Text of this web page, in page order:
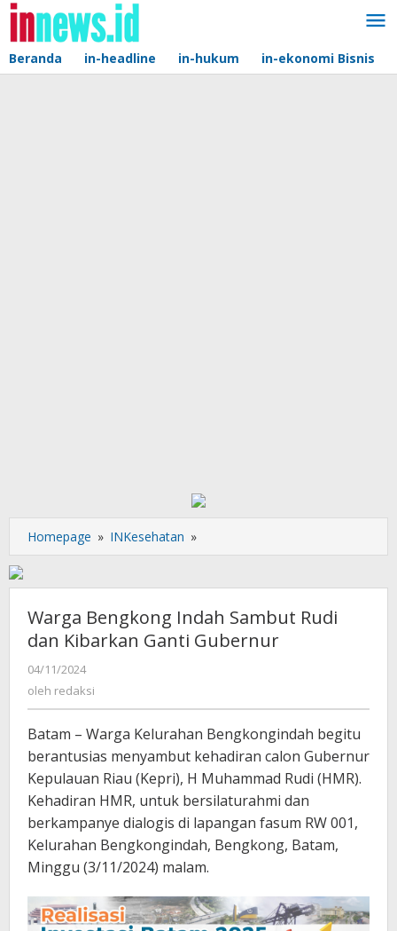
Lewati
konten
Beranda in-headline in-hukum in-ekonomi Bisnis
Homepage » INKesehatan »
Bengkong
Sambut
Rudi
dan
Kibarkan
Warga Bengkong Indah Sambut Rudi
dan Kibarkan Ganti Gubernur
04/11/2024
redaksi
oleh redaksi
Batam – Warga Kelurahan Bengkongindah begitu
berantusias menyambut kehadiran calon Gubernur
Kepulauan Riau (Kepri), H Muhammad Rudi (HMR).
Kehadiran HMR, untuk bersilaturahmi dan
berkampanye dialogis di lapangan fasum RW 001,
Kelurahan Bengkongindah, Bengkong, Batam,
Minggu (3/11/2024) malam.